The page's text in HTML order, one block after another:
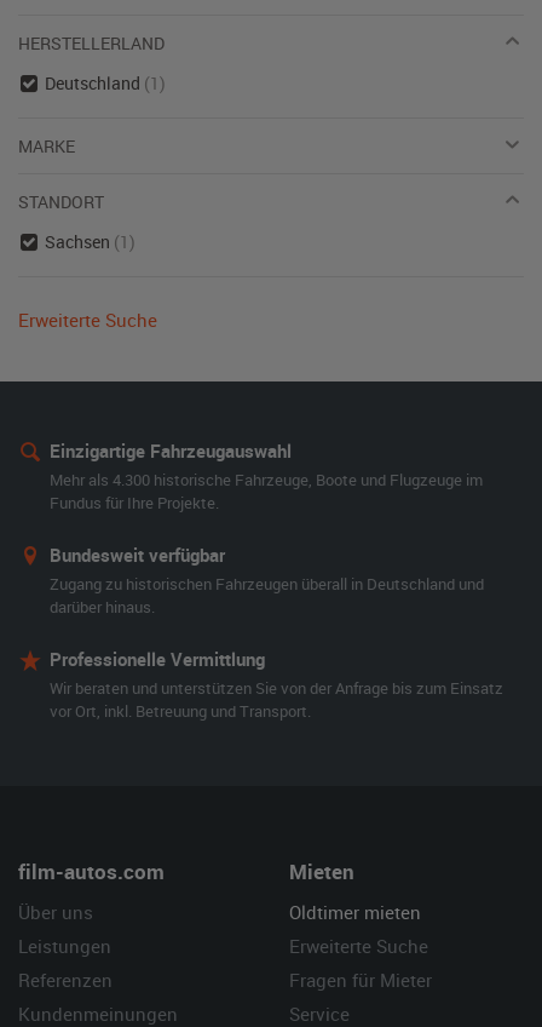
HERSTELLERLAND
Deutschland (1)
MARKE
STANDORT
Sachsen (1)
Erweiterte Suche
Einzigartige Fahrzeugauswahl
Mehr als 4.300 historische Fahrzeuge, Boote und Flugzeuge im
Fundus für Ihre Projekte.
Bundesweit verfügbar
Zugang zu historischen Fahrzeugen überall in Deutschland und
darüber hinaus.
Professionelle Vermittlung
Wir beraten und unterstützen Sie von der Anfrage bis zum Einsatz
vor Ort, inkl. Betreuung und Transport.
film-autos.com
Über uns
Leistungen
Referenzen
Kundenmeinungen
Mieten
Oldtimer mieten
Erweiterte Suche
Fragen für Mieter
Service